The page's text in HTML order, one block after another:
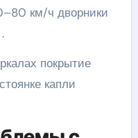
км/ч дворники
покрытие
капли